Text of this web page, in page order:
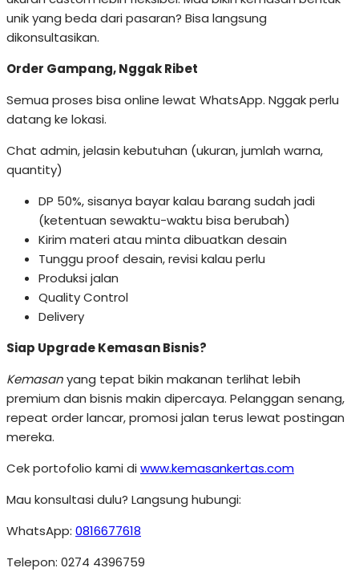
unik yang beda dari pasaran? Bisa langsung
dikonsultasikan.
Order Gampang, Nggak Ribet
Semua proses bisa online lewat WhatsApp. Nggak perlu
datang ke lokasi.
Chat admin, jelasin kebutuhan (ukuran, jumlah warna,
quantity)
DP 50%, sisanya bayar kalau barang sudah jadi
(ketentuan sewaktu-waktu bisa berubah)
Kirim materi atau minta dibuatkan desain
Tunggu proof desain, revisi kalau perlu
Produksi jalan
Quality Control
Delivery
Siap Upgrade Kemasan Bisnis?
Kemasanyang tepat bikin makanan terlihat lebih
premium dan bisnis makin dipercaya. Pelanggan senang,
repeat order lancar, promosi jalan terus lewat postingan
mereka.
Cek portofolio kami diwww.kemasankertas.com
Mau konsultasi dulu? Langsung hubungi:
WhatsApp: 0816677618
Telepon: 0274 4396759